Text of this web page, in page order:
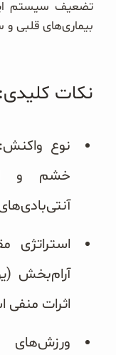
تضعیف سیستم
بیماری‌های قلبی
نکات کلیدی:
نوع
خشم و
استراتژی
آرام‌بخش
اثرات
ورزش‌های